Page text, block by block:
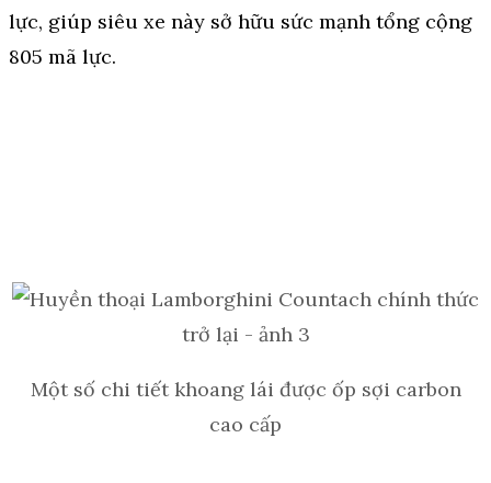
lực, giúp siêu xe này sở hữu sức mạnh tổng cộng
805 mã lực.
Một số chi tiết khoang lái được ốp sợi carbon
cao cấp